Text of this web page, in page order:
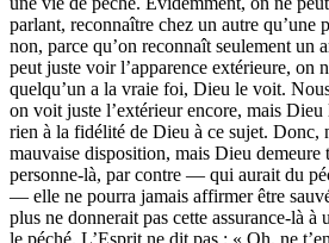
parlant, reconnaître chez un autre qu’une
non, parce qu’on reconnaît seulement un
peut juste voir l’apparence extérieure, on
quelqu’un a la vraie foi, Dieu le voit.
on voit juste l’extérieur encore, mais
rien à la fidélité de Dieu à ce sujet. Donc,
mauvaise disposition, mais Dieu demeure
personne-là, par contre — qui aurait du
— elle ne pourra jamais affirmer être
plus ne donnerait pas cette assurance-là à
le péché. L’Esprit ne dit pas : « Oh, ne